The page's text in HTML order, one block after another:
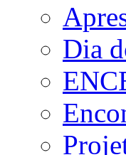
Dia